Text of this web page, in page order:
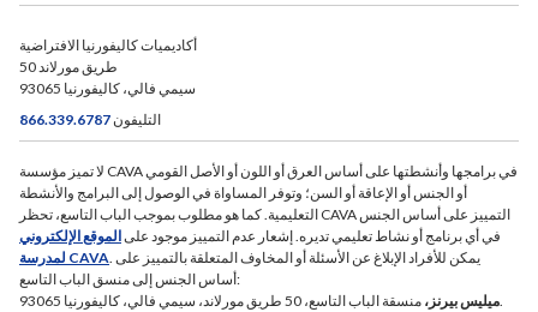
أكاديميات كاليفورنيا الافتراضية
50 طريق مورلاند
سيمي فالي، كاليفورنيا 93065
التليفون866.339.6787
لا تميز مؤسسة CAVA في برامجها وأنشطتها على أساس العرق أو اللون أو الأصل القومي
أو الجنس أو الإعاقة أو السن؛ وتوفر المساواة في الوصول إلى البرامج والأنشطة
التعليمية. كما هو مطلوب بموجب الباب التاسع، تحظر CAVA التمييز على أساس الجنس
في أي برنامج أو نشاط تعليمي تديره. إشعار عدم التمييز موجود علىالموقع الإلكتروني
لمدرسة CAVA
أساس الجنس إلى منسق الباب التاسع:
ميليس بيرنز،